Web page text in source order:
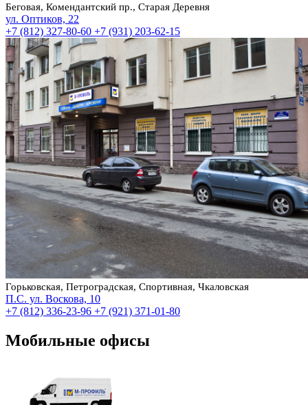
Беговая, Комендантский пр., Старая Деревня
ул. Оптиков, 22
+7 (812) 327-80-60 +7 (931) 203-62-15
Горьковская, Петроградская, Спортивная, Чкаловская
П.С. ул. Воскова, 10
+7 (812) 336-23-96 +7 (921) 371-01-80
Мобильные офисы